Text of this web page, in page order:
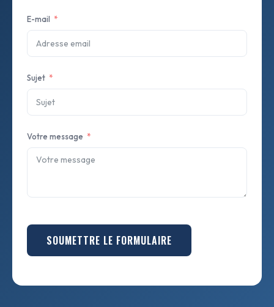
E-mail
Sujet
Votre message
SOUMETTRE LE FORMULAIRE